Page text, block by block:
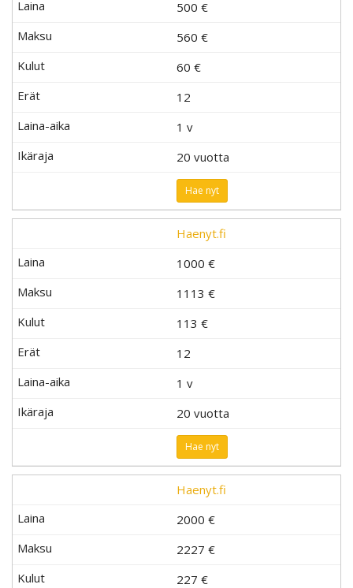
500 €
560 €
60 €
12
1 v
20 vuotta
Hae nyt
Haenyt.fi
1000 €
1113 €
113 €
12
1 v
20 vuotta
Hae nyt
Haenyt.fi
2000 €
2227 €
227 €